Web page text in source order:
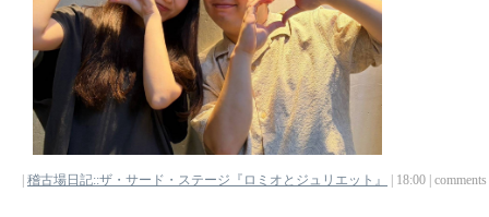
稽古場日記::ザ・サード・ステージ『ロミオとジュリエット』 | 18:00 |